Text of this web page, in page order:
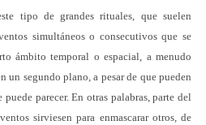
tipo de grandes rituales, que suelen
simultáneos o consecutivos que se
ámbito temporal o espacial, a menudo
un segundo plano, a pesar de que pueden
parecer. En otras palabras, parte del
sirviesen para enmascarar otros, de